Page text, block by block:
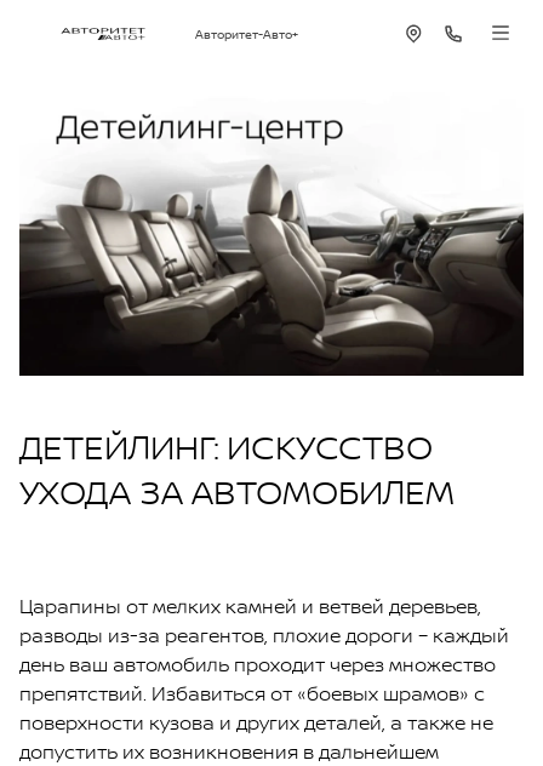
Авторитет-Авто+
ДЕТЕЙЛИНГ: ИСКУССТВО
УХОДА ЗА АВТОМОБИЛЕМ
Царапины от мелких камней и ветвей деревьев,
разводы из-за реагентов, плохие дороги – каждый
день ваш автомобиль проходит через множество
препятствий. Избавиться от «боевых шрамов» с
поверхности кузова и других деталей, а также не
допустить их возникновения в дальнейшем